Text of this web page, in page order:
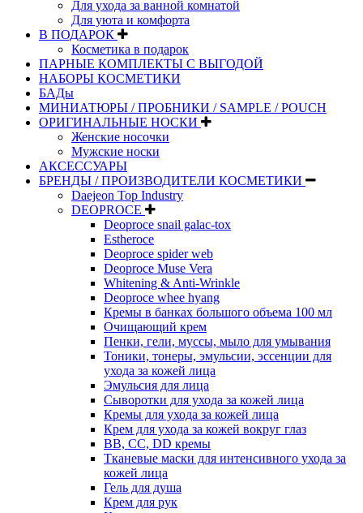
Для ухода за ванной комнатой
Для уюта и комфорта
В ПОДАРОК
Косметика в подарок
ПАРНЫЕ КОМПЛЕКТЫ С ВЫГОДОЙ
НАБОРЫ КОСМЕТИКИ
БАДы
МИНИАТЮРЫ / ПРОБНИКИ / SAMPLE / POUCH
ОРИГИНАЛЬНЫЕ НОСКИ
Женские носочки
Мужские носки
АКСЕССУАРЫ
БРЕНДЫ / ПРОИЗВОДИТЕЛИ КОСМЕТИКИ
Daejeon Top Industry
DEOPROCE
Deoproce snail galac-tox
Estheroce
Deoproce spider web
Deoproce Muse Vera
Whitening & Anti-Wrinkle
Deoproce whee hyang
Кремы в банках большого объема 100 мл
Очищающий крем
Пенки, гели, муссы, мыло для умывания
Тоники, тонеры, эмульсии, эссенции для
ухода за кожей лица
Эмульсия для лица
Сыворотки для ухода за кожей лица
Кремы для ухода за кожей лица
Крем для ухода за кожей вокруг глаз
BB, CC, DD кремы
Тканевые маски для интенсивного ухода за
кожей лица
Гель для душа
Крем для рук